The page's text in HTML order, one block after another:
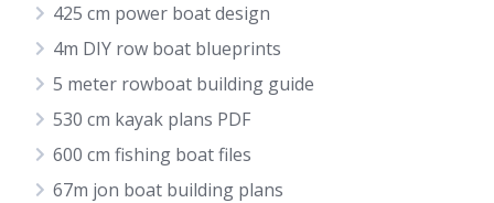
425 cm power boat design
4m DIY row boat blueprints
5 meter rowboat building guide
530 cm kayak plans PDF
600 cm fishing boat files
67m jon boat building plans